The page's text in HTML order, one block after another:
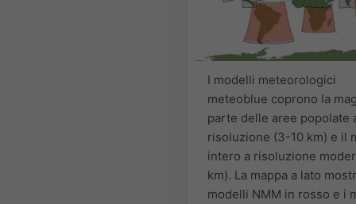
I modelli meteorologici
meteoblue coprono la
parte delle aree popolate
risoluzione (3-10 km) e il
intero a risoluzione
km). La mappa a lato
modelli NMM in rosso e i